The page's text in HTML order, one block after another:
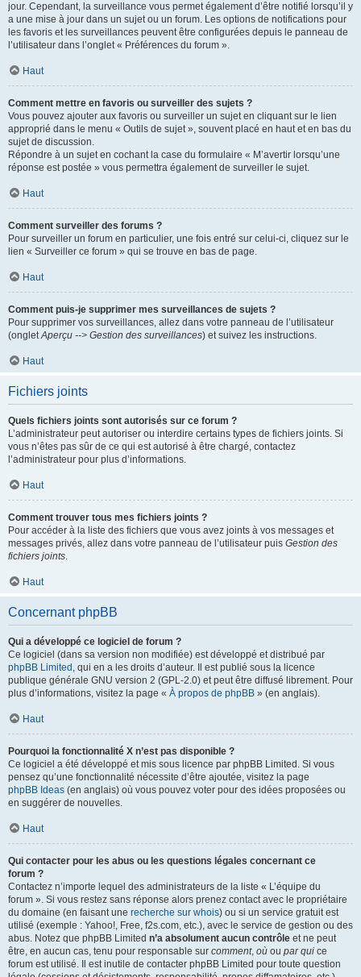
jour. Cependant, la surveillance vous permet également d’être notifié lorsqu’il y
a une mise à jour dans un sujet ou un forum. Les options de notifications pour
les favoris et les surveillances peuvent être configurées depuis le panneau de
l’utilisateur dans l’onglet « Préférences du forum ».
Haut
Comment mettre en favoris ou surveiller des sujets ?
Vous pouvez ajouter aux favoris ou surveiller un sujet en cliquant sur le lien
approprié dans le menu « Outils de sujet », souvent placé en haut et en bas du
sujet de discussion.
Répondre à un sujet en cochant la case du formulaire « M’avertir lorsqu’une
réponse est postée » vous permettra également de surveiller le sujet.
Haut
Comment surveiller des forums ?
Pour surveiller un forum en particulier, une fois entré sur celui-ci, cliquez sur le
lien « Surveiller ce forum » qui se trouve en bas de page.
Haut
Comment puis-je supprimer mes surveillances de sujets ?
Pour supprimer vos surveillances, allez dans votre panneau de l’utilisateur
(ongletAperçu --> Gestion des surveillances) et suivez les instructions.
Haut
Fichiers joints
Quels fichiers joints sont autorisés sur ce forum ?
L’administrateur peut autoriser ou interdire certains types de fichiers joints. Si
vous n’êtes pas sûr de ce qui est autorisé à être chargé, contactez
l’administrateur pour plus d’informations.
Haut
Comment trouver tous mes fichiers joints ?
Pour accéder à la liste des fichiers que vous avez joints à vos messages et
messages privés, allez dans votre panneau de l’utilisateur puis Gestion des
fichiers joints.
Haut
Concernant phpBB
Qui a développé ce logiciel de forum ?
Ce logiciel (dans sa version non modifiée) est développé et distribué par
phpBB Limited , qui en a les droits d’auteur. Il est publié sous la licence
publique générale GNU version 2 (GPL-2.0) et peut être diffusé librement. Pour
plus d’informations, visitez la page « À propos de phpBB » (en anglais).
Haut
Pourquoi la fonctionnalité X n’est pas disponible ?
Ce logiciel a été développé et mis sous licence par phpBB Limited. Si vous
pensez qu’une fonctionnalité nécessite d’être ajoutée, visitez la page
phpBB Ideas (en anglais) où vous pouvez voter pour des idées proposées ou
en suggérer de nouvelles.
Haut
Qui contacter pour les abus ou les questions légales concernant ce
forum ?
Contactez n’importe lequel des administrateurs de la liste « L’équipe du
forum ». Si vous restez sans réponse alors prenez contact avec le propriétaire
du domaine (en faisant une recherche sur whois) ou si un service gratuit est
utilisé (exemple : Yahoo!, Free, f2s.com, etc.), avec le service de gestion ou des
abus. Notez que phpBB Limited n’a absolument aucun contrôle et ne peut
être, en aucun cas, tenu pour responsable sur comment, où ou par qui ce
forum est utilisé. Il est inutile de contacter phpBB Limited pour toute question